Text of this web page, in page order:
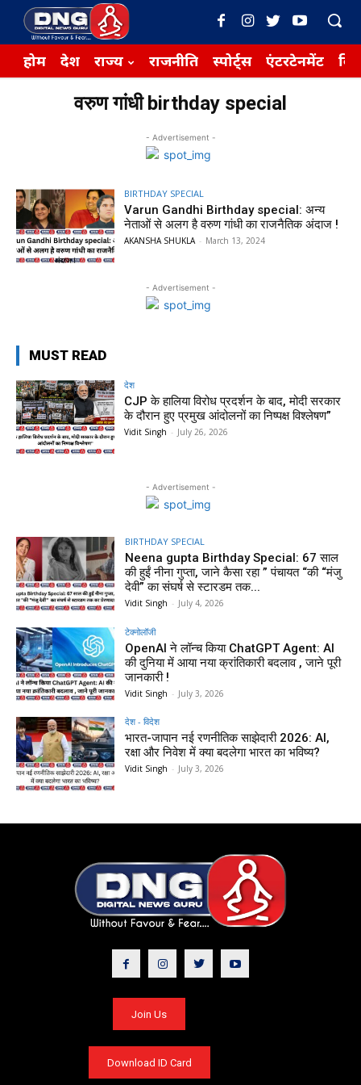
होम देश राज्य राजनीति स्पोर्ट्स एंटरटेनमेंट
वरुण गांधी birthday special
- Advertisement -
BIRTHDAY SPECIAL
Varun Gandhi Birthday special: अन्य
नेताओं से अलग है वरुण गांधी का राजनैतिक अंदाज !
AKANSHA SHUKLA - March 13, 2024
- Advertisement -
MUST READ
देश
CJP के हालिया विरोध प्रदर्शन के बाद, मोदी सरकार
के दौरान हुए प्रमुख आंदोलनों का निष्पक्ष विश्लेषण”
Vidit Singh - July 26, 2026
- Advertisement -
BIRTHDAY SPECIAL
Neena gupta Birthday Special: 67 साल
की हुईं नीना गुप्ता, जाने कैसा रहा ” पंचायत “की “मंजु
देवी” का संघर्ष से स्टारडम तक...
Vidit Singh - July 4, 2026
टेक्नोलॉजी
OpenAI ने लॉन्च किया ChatGPT Agent: AI
की दुनिया में आया नया क्रांतिकारी बदलाव , जाने पूरी
जानकारी !
Vidit Singh - July 3, 2026
देश - विदेश
भारत-जापान नई रणनीतिक साझेदारी 2026: AI,
रक्षा और निवेश में क्या बदलेगा भारत का भविष्य?
Vidit Singh - July 3, 2026
Join Us
Download ID Card